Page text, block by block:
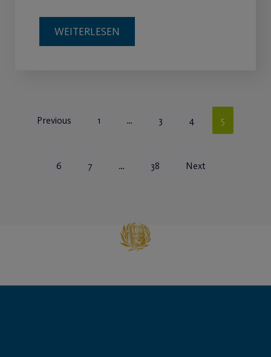
WEITERLESEN
Previous 1 … 3 4 5
6 7 … 38 Next